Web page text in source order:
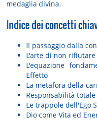
medaglia divina.
Indice dei concetti
Il passaggio dalla
L'arte di non
L'equazione
Effetto
La metafora della
Responsabilità
Le trappole dell'Ego
Dio come Vita ed